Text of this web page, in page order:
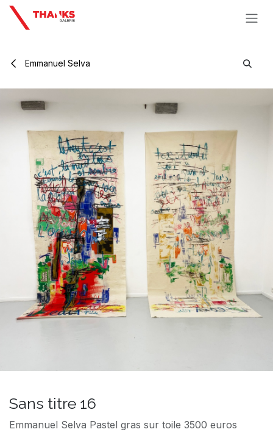
Se rendre au contenu
Emmanuel Selva
Sans titre 16
Emmanuel Selva Pastel gras sur toile 3500 euros